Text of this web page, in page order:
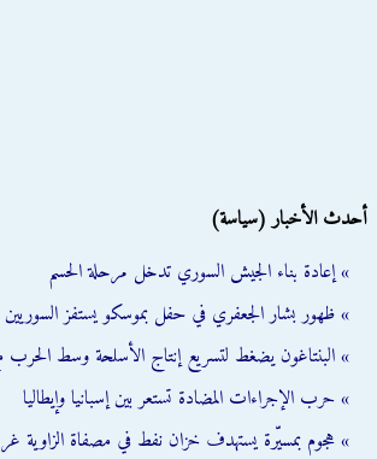
أحدث الأخبار (سياسة)
» إعادة بناء الجيش السوري تدخل مرحلة الحسم
» ظهور بشار الجعفري في حفل بموسكو يستفز السوريين
» البنتاغون يضغط لتسريع إنتاج الأسلحة وسط الحرب
» حرب الإجراءات المضادة تستعر بين إسبانيا وإيطاليا
» هجوم بمسيّرة يستهدف خزان نفط في مصفاة الزاوية